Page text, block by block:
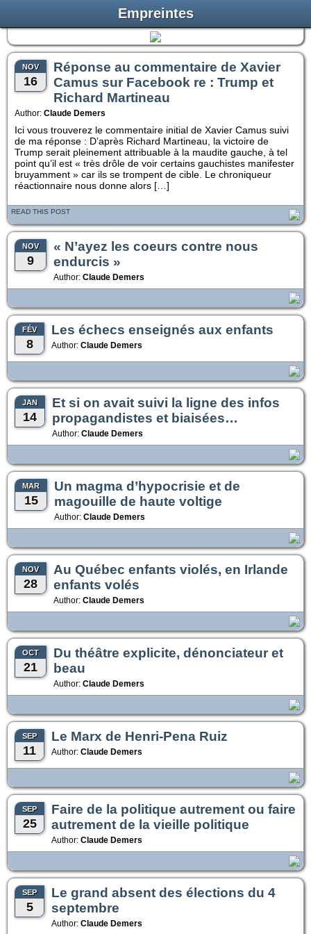
Empreintes
NOV
16
Réponse au commentaire de Xavier
Camus sur Facebook re : Trump et
Richard Martineau
Author: Claude Demers
Ici vous trouverez le commentaire initial de Xavier Camus suivi
de ma réponse : D’après Richard Martineau, la victoire de
Trump serait pleinement attribuable à la maudite gauche, à tel
point qu’il est « très drôle de voir certains gauchistes manifester
bruyamment » car ils se trompent de cible. Le chroniqueur
réactionnaire nous donne alors […]
READ THIS POST
NOV
9
« N’ayez les coeurs contre nous
endurcis »
Author: Claude Demers
FÉV
8
Les échecs enseignés aux enfants
Author: Claude Demers
JAN
14
Et si on avait suivi la ligne des infos
propagandistes et biaisées…
Author: Claude Demers
MAR
15
Un magma d’hypocrisie et de
magouille de haute voltige
Author: Claude Demers
NOV
28
Au Québec enfants violés, en Irlande
enfants volés
Author: Claude Demers
OCT
21
Du théâtre explicite, dénonciateur et
beau
Author: Claude Demers
SEP
11
Le Marx de Henri-Pena Ruiz
Author: Claude Demers
SEP
25
Faire de la politique autrement ou faire
autrement de la vieille politique
Author: Claude Demers
SEP
5
Le grand absent des élections du 4
septembre
Author: Claude Demers